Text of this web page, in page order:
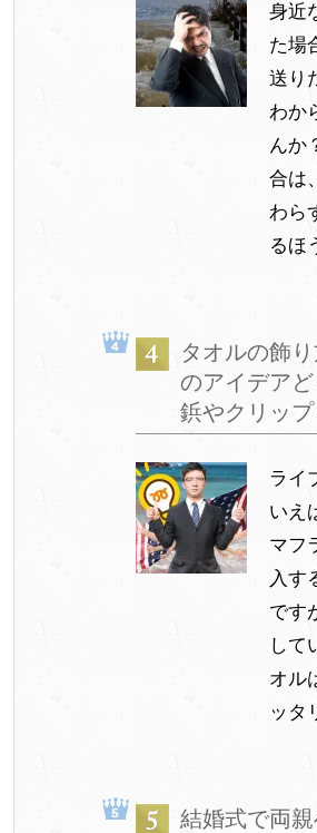
身近
た場
送り
わか
んか
合は
わら
るほ
タオルの飾
のアイデア
鋲やクリップ
ライ
いえ
マフ
入す
です
して
オル
ッタ
結婚式で両